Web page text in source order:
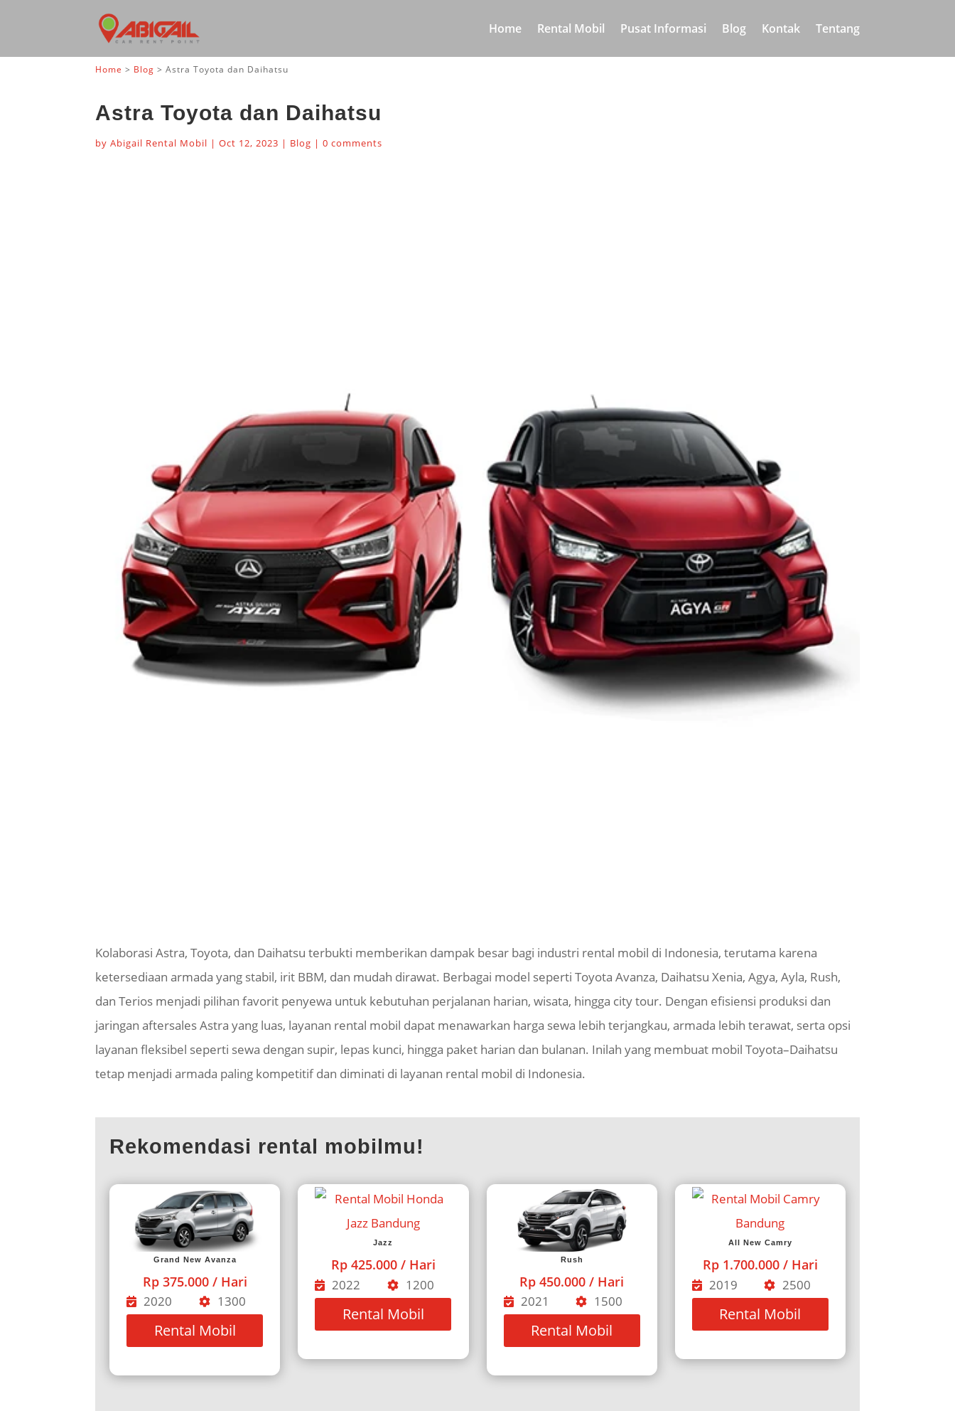
Home Rental Mobil Pusat Informasi Blog Kontak Tentang
Home > Blog >Astra Toyota dan Daihatsu
Astra Toyota dan Daihatsu
byAbigail Rental Mobil |Oct 12, 2023 | Blog |0 comments
Kolaborasi Astra, Toyota, dan Daihatsu terbukti memberikan dampak besar bagi industri rental mobil di Indonesia, terutama karena
ketersediaan armada yang stabil, irit BBM, dan mudah dirawat. Berbagai model seperti Toyota Avanza, Daihatsu Xenia, Agya, Ayla, Rush,
dan Terios menjadi pilihan favorit penyewa untuk kebutuhan perjalanan harian, wisata, hingga city tour. Dengan efisiensi produksi dan
jaringan aftersales Astra yang luas, layanan rental mobil dapat menawarkan harga sewa lebih terjangkau, armada lebih terawat, serta opsi
layanan fleksibel seperti sewa dengan supir, lepas kunci, hingga paket harian dan bulanan. Inilah yang membuat mobil Toyota–Daihatsu
tetap menjadi armada paling kompetitif dan diminati di layanan rental mobil di Indonesia.
Rekomendasi rental mobilmu!
Grand New Avanza
Rp 375.000 / Hari
2020 1300
Rental Mobil
Jazz
Rp 425.000 / Hari
2022 1200
Rental Mobil
Rush
Rp 450.000 / Hari
2021 1500
Rental Mobil
All New Camry
Rp 1.700.000 / Hari
2019 2500
Rental Mobil